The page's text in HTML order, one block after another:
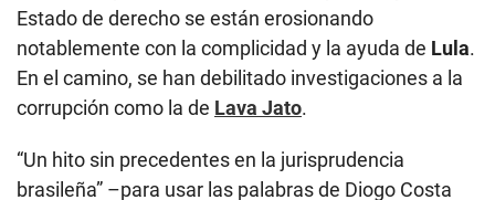
Estado de derecho se están erosionando
notablemente con la complicidad y la ayuda de Lula.
En el camino, se han debilitado investigaciones a la
corrupción como la de Lava Jato.
“Un hito sin precedentes en la jurisprudencia
brasileña” –para usar las palabras de Diogo Costa